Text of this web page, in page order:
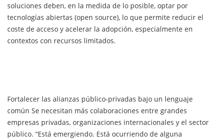
soluciones deben, en la medida de lo posible, optar por
tecnologías abiertas (open source), lo que permite reducir el
coste de acceso y acelerar la adopción, especialmente en
contextos con recursos limitados.
Fortalecer las alianzas público-privadas bajo un lenguaje
común Se necesitan más colaboraciones entre grandes
empresas privadas, organizaciones internacionales y el sector
público. “Está emergiendo. Está ocurriendo de alguna